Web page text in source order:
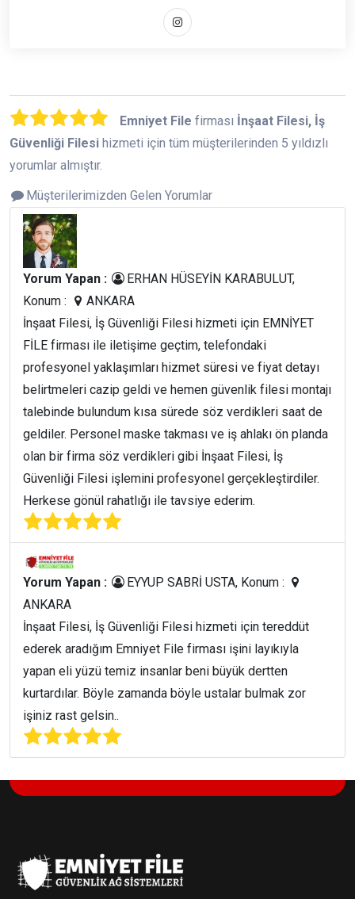
Emniyet File firması İnşaat Filesi, İş
Güvenliği Filesi hizmeti için tüm müşterilerinden 5 yıldızlı
yorumlar almıştır.
Müşterilerimizden Gelen Yorumlar
Yorum Yapan :
ERHAN HÜSEYİN KARABULUT,
Konum :
ANKARA
İnşaat Filesi, İş Güvenliği Filesi hizmeti için EMNİYET
FİLE firması ile iletişime geçtim, telefondaki
profesyonel yaklaşımları hizmet süresi ve fiyat detayı
belirtmeleri cazip geldi ve hemen güvenlik filesi montajı
talebinde bulundum kısa sürede söz verdikleri saat de
geldiler. Personel maske takması ve iş ahlakı ön planda
olan bir firma söz verdikleri gibi İnşaat Filesi, İş
Güvenliği Filesi işlemini profesyonel gerçekleştirdiler.
Herkese gönül rahatlığı ile tavsiye ederim.
Yorum Yapan :
EYYUP SABRİ USTA, Konum :
ANKARA
İnşaat Filesi, İş Güvenliği Filesi hizmeti için tereddüt
ederek aradığım Emniyet File firması işini layıkıyla
yapan eli yüzü temiz insanlar beni büyük dertten
kurtardılar. Böyle zamanda böyle ustalar bulmak zor
işiniz rast gelsin..